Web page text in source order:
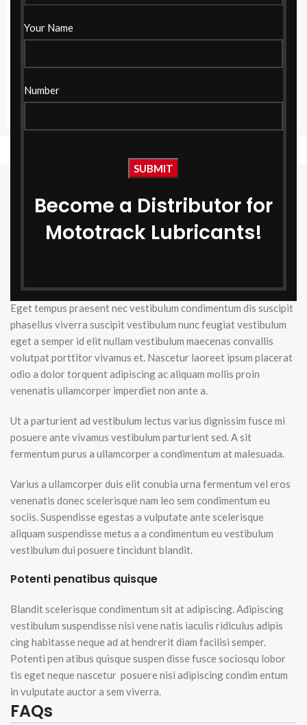
Your Name
Number
Become a Distributor for
Mototrack Lubricants!
enim ad minim veniam.
CLIENT DESIGNER
MINDSPARKLE SHOP XTEMOS.COM/WOOD
PROJECT WITH DESCRIPTION
EXAMPLE
Eget tempus praesent nec vestibulum condimentum dis suscipit
phasellus viverra suscipit vestibulum nunc feugiat vestibulum
eget a semper id elit nullam vestibulum maecenas convallis
volutpat porttitor vivamus et. Nascetur laoreet ipsum placerat
odio a dolor torquent adipiscing ac aliquam mollis proin
venenatis ullamcorper imperdiet non ante a.
Ut a parturient ad vestibulum lectus varius dignissim fusce mi
posuere ante vivamus vestibulum parturient sed. A sit
fermentum purus a ullamcorper a condimentum at malesuada.
Varius a ullamcorper duis elit conubia urna fermentum vel eros
venenatis donec scelerisque nam leo sem condimentum eu
sociis. Suspendisse egestas a vulputate ante scelerisque
aliquam suspendisse metus a a condimentum eu vestibulum
vestibulum dui posuere tincidunt blandit.
Potenti penatibus quisque
Blandit scelerisque condimentum sit at adipiscing. Adipiscing
vestibulum suspendisse nisi vene natis iaculis ridiculus adipis
cing habitasse neque ad at hendrerit diam facilisi semper.
Potenti pen atibus quisque suspen disse fusce sociosqu lobor
tis eget neque nascetur posuere nisi adipiscing condim entum
in vulputate auctor a sem viverra.
FAQs